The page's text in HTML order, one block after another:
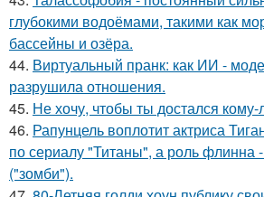
глубокими водоёмами, такими как
бассейны и озёра.
44. Виртуальный пранк: как ИИ -
разрушила отношения.
45. Не хочу, чтобы ты достался кому-
46. Рапунцель воплотит актриса
по сериалу "Титаны", а роль флинна
("зомби").